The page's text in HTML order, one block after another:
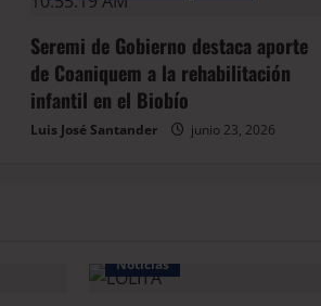
Seremi de Gobierno destaca aporte
de Coaniquem a la rehabilitación
infantil en el Biobío
Luis José Santander junio 23, 2026
Noticias